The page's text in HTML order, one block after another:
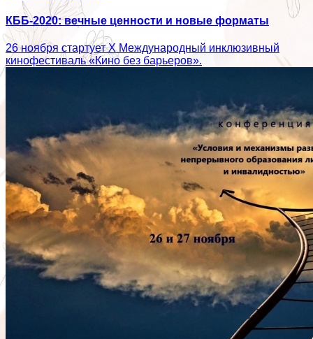
КББ-2020: вечные ценности и новые форматы
26 ноября стартует Х Международный инклюзивный
кинофестиваль «Кино без барьеров».